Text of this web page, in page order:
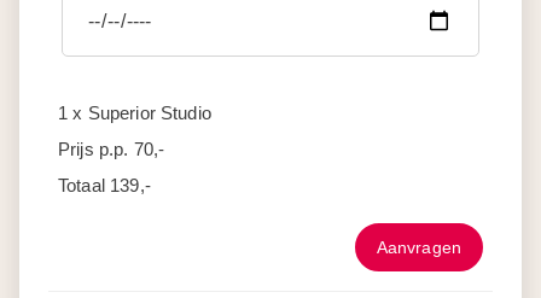
1 x Superior Studio
Prijs p.p. 70,-
Totaal139,-
Aanvragen